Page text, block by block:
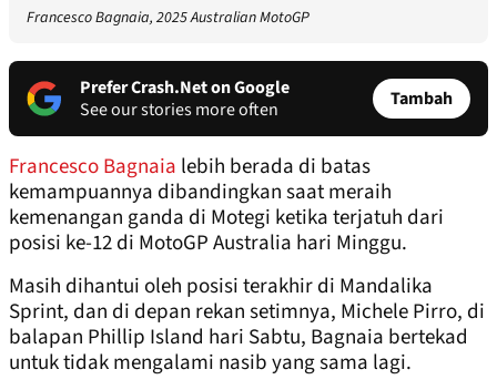
Francesco Bagnaia, 2025 Australian MotoGP
Prefer Crash.Net on Google
See our stories more often
Tambah
Francesco Bagnaia lebih berada di batas
kemampuannya dibandingkan saat meraih
kemenangan ganda di Motegi ketika terjatuh dari
posisi ke-12 di MotoGP Australia hari Minggu.
Masih dihantui oleh posisi terakhir di Mandalika
Sprint, dan di depan rekan setimnya, Michele Pirro, di
balapan Phillip Island hari Sabtu, Bagnaia bertekad
untuk tidak mengalami nasib yang sama lagi.